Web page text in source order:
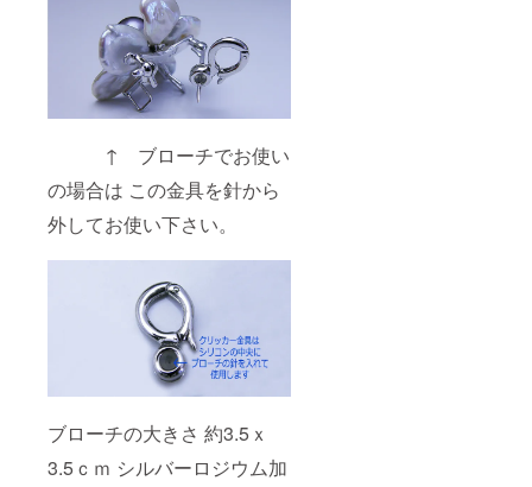
↑ ブローチでお使い
の場合は この金具を針から
外してお使い下さい。
ブローチの大きさ 約3.5ｘ
3.5ｃｍ シルバーロジウム加